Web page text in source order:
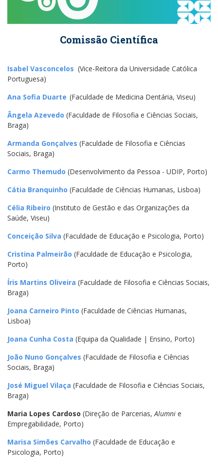
Comissão Científica
Isabel Vasconcelos (Vice-Reitora da Universidade Católica
Portuguesa)
Ana Sofia Duarte (Faculdade de Medicina Dentária, Viseu)
Ângela Azevedo (Faculdade de Filosofia e Ciências Sociais,
Braga)
Armanda Gonçalves (Faculdade de Filosofia e Ciências
Sociais, Braga)
Carmo Themudo (Desenvolvimento da Pessoa - UDIP, Porto)
Cátia Branquinho (Faculdade de Ciências Humanas, Lisboa)
Célia Ribeiro (Instituto de Gestão e das Organizações da
Saúde, Viseu)
Conceição Silva (Faculdade de Educação e Psicologia, Porto)
Cristina Palmeirão (Faculdade de Educação e Psicologia,
Porto)
Íris Martins Oliveira (Faculdade de Filosofia e Ciências Sociais,
Braga)
Joana Carneiro Pinto (Faculdade de Ciências Humanas,
Lisboa)
Joana Cunha Costa (Equipa da Qualidade | Ensino, Porto)
João Nuno Gonçalves (Faculdade de Filosofia e Ciências
Sociais, Braga)
José Miguel Vilaça (Faculdade de Filosofia e Ciências Sociais,
Braga)
Maria Lopes Cardoso (Direção de Parcerias,Alumni e
Empregabilidade, Porto)
Marisa Simões Carvalho (Faculdade de Educação e
Psicologia, Porto)